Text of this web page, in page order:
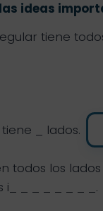
ideas
tiene
_ lados.
todos los
i_ _ _ _ _ _ _ _.